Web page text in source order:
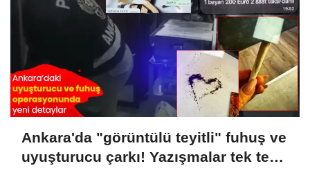
Ankara'da "görüntülü teyitli" fuhuş ve
uyuşturucu çarkı! Yazışmalar tek tek